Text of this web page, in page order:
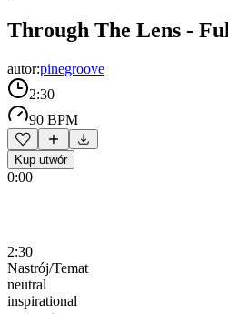
Through The Lens -
autor:pinegroove
2:30
90 BPM
Kup utwór
0:00
2:30
Nastrój/Temat
neutral
inspirational